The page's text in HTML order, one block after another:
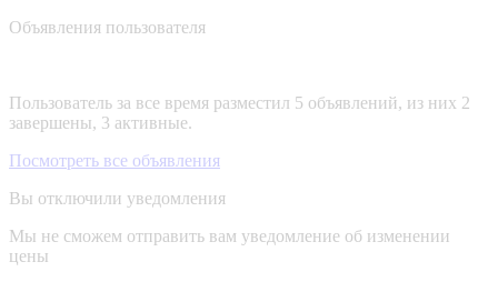
Объявления пользователя
Пользователь за все время разместил 5 объявлений, из них 2
завершены, 3 активные.
Посмотреть все объявления
Вы отключили уведомления
Мы не сможем отправить вам уведомление об изменении
цены